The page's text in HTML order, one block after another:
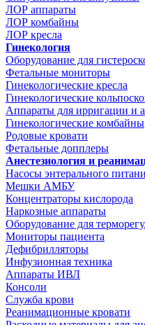
ЛОР аппараты
ЛОР комбайны
ЛОР кресла
Гинекология
Оборудование для
Фетальные мониторы
Гинекологические кресла
Гинекологические
Аппараты для ирригации и
Гинекологические комбайны
Родовые кровати
Фетальные допплеры
Анестезиология и
Насосы энтерального
Мешки АМБУ
Концентраторы кислорода
Наркозные аппараты
Оборудование для
Мониторы пациента
Дефибрилляторы
Инфузионная техника
Аппараты ИВЛ
Консоли
Служба крови
Реанимационные кровати